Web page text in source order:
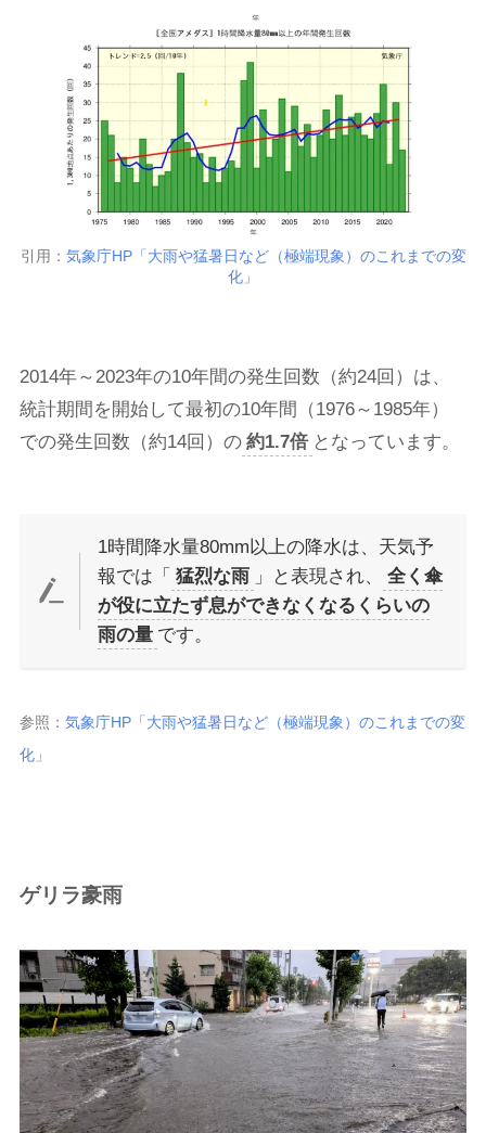
引用： 気象庁HP「大雨や猛暑日など（極端現象）のこれまでの変
化」
2014年～2023年の10年間の発生回数（約24回）は、
統計期間を開始して最初の10年間（1976～1985年）
での発生回数（約14回）の 約1.7倍 となっています。
1時間降水量80mm以上の降水は、天気予
報では「 猛烈な雨 」と表現され、
全く傘
が役に立たず息ができなくなるくらいの
雨の量 です。
参照： 気象庁HP「大雨や猛暑日など（極端現象）のこれまでの変
化」
ゲリラ豪雨